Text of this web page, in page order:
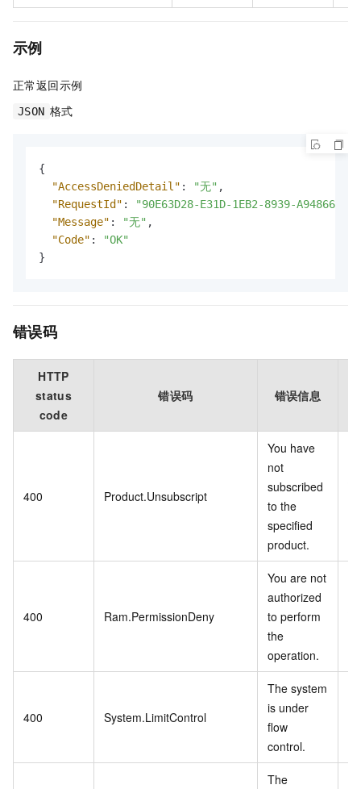
示例
正常返回示例
JSON 格式
{
"AccessDeniedDetail" : "无" ,
"RequestId" :
"90E63D28-E31D-1EB2-8939-
"Message" : "无" ,
"Code" :
"OK"
}
错误码
HTTP
status
code
错误码 错误信息
400 Product.Unsubscript
You have
not
subscribed
to the
specified
product.
400 Ram.PermissionDeny
You are not
authorized
to perform
the
operation.
400 System.LimitControl
The system
is under
flow
control.
The